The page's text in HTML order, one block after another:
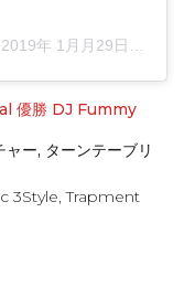
2019年 1月月29日午後3時06分PST
優勝 DJ Fummy
ャー, ターンテーブリ
3Style, Trapment